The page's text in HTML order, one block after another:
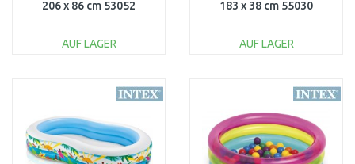
206 x 86 cm 53052
AUF LAGER
183 x 38 cm 55030
AUF LAGER